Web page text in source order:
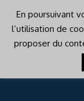
En poursuivant
l’utilisation de
proposer du